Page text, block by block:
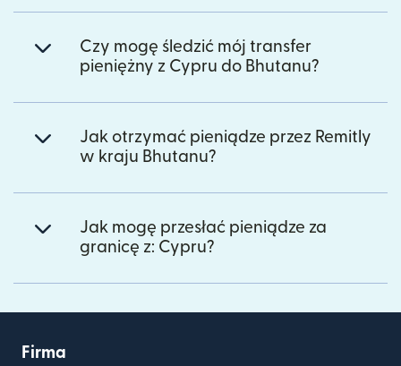
Czy mogę śledzić mój transfer
pieniężny z Cypru do Bhutanu?
Jak otrzymać pieniądze przez Remitly
w kraju Bhutanu?
Jak mogę przesłać pieniądze za
granicę z: Cypru?
Firma